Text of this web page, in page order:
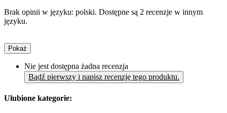
Brak opinii w języku: polski. Dostępne są 2 recenzje w innym
języku.
Pokaż
Nie jest dostępna żadna recenzja
Bądź pierwszy i napisz recenzję tego produktu.
Ulubione kategorie: